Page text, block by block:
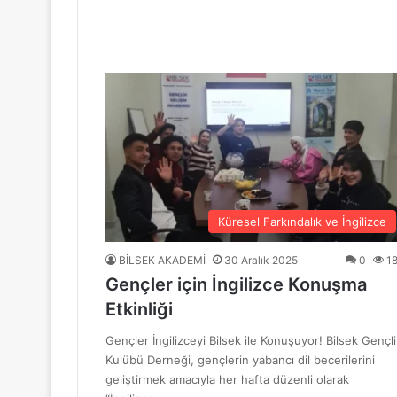
10 Haziran 2026
BİLSEK Türk Sanat Müziği Korosu
4 Haziran 2026
“Sevda ve Nostalji Yolculuğu”
18 Mayıs 2026
GENÇ YÜREKLER ŞİİRLE BULUŞTU
6 Mayıs 2026
Küresel Farkındalık ve İngilizce
BİLSEK AKADEMİ 30 Aralık 2025 0
Gençler için İngilizce Konuşma
Etkinliği
Gençler İngilizceyi Bilsek ile Konuşuyor! Bilsek
Kulübü Derneği, gençlerin yabancı dil becerilerini
geliştirmek amacıyla her hafta düzenli olarak